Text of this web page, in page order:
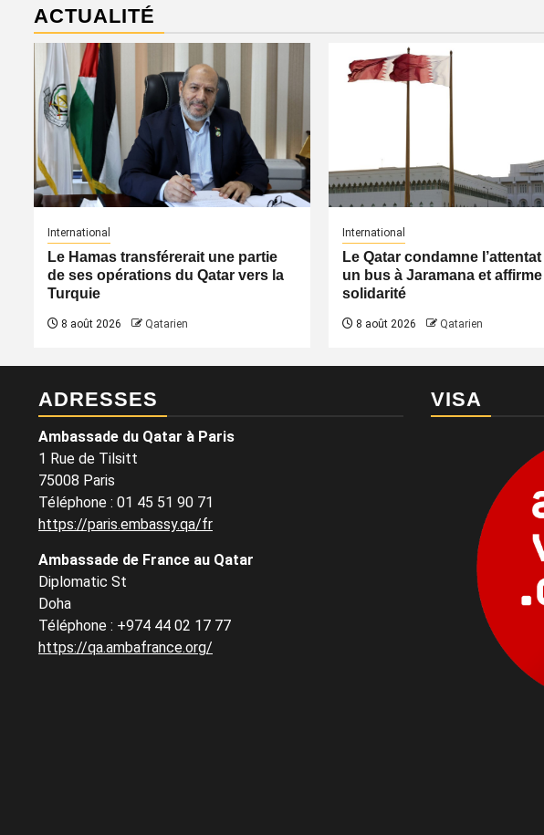
ACTUALITÉ
International
Le Hamas transférerait une partie
de ses opérations du Qatar vers la
Turquie
8 août 2026 Qatarien
International
Le Qatar condamne
un bus à Jaramana et
solidarité
8 août 2026 Qatarien
ADRESSES
Ambassade du Qatar à Paris
1 Rue de Tilsitt
75008 Paris
Téléphone : 01 45 51 90 71
https://paris.embassy.qa/fr
Ambassade de France au Qatar
Diplomatic St
Doha
Téléphone : +974 44 02 17 77
https://qa.ambafrance.org/
VISA